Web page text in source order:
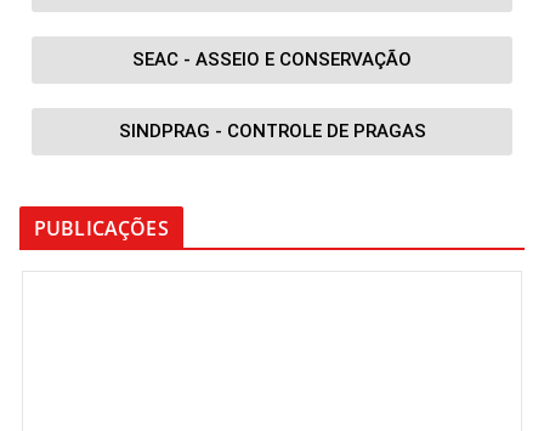
SEAC - ASSEIO E CONSERVAÇÃO
SINDPRAG - CONTROLE DE PRAGAS
PUBLICAÇÕES